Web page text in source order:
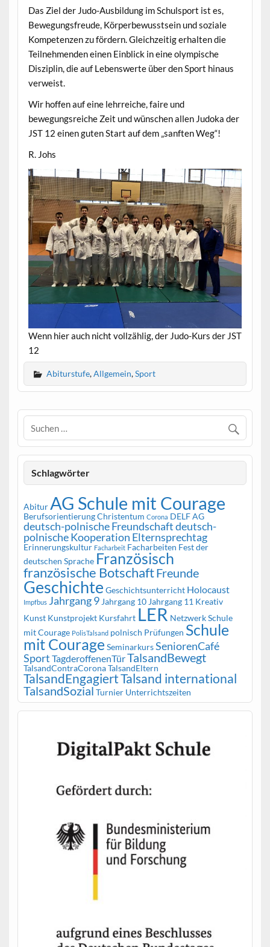
Das Ziel der Judo-Ausbildung im Schulsport ist es,
Bewegungsfreude, Körperbewusstsein und soziale
Kompetenzen zu fördern. Gleichzeitig erhalten die
Teilnehmenden einen Einblick in eine olympische
Disziplin, die auf Lebenswerte über den Sport hinaus
verweist.
Wir hoffen auf eine lehrreiche, faire und
bewegungsreiche Zeit und wünschen allen Judoka der
JST 12 einen guten Start auf dem „sanften Weg“!
R. Johs
Wenn hier auch nicht vollzählig, der Judo-Kurs der JST
12
Abiturstufe,Allgemein,Sport
Schlagwörter
Abitur AG Schule mit Courage
BerufsorientierungChristentum Corona DELF AG
deutsch-polnische Freundschaftdeutsch-
polnische Kooperation Elternsprechtag
Erinnerungskultur Facharbeit Facharbeiten Fest der
deutschen Sprache Französisch
französische BotschaftFreunde
Geschichte Geschichtsunterricht Holocaust
Impfbus Jahrgang 9 Jahrgang 10 Jahrgang 11 Kreativ
Kunst Kunstprojekt Kursfahrt LER Netzwerk Schule
mit Courage PolisTalsand polnisch Prüfungen Schule
mit Courage SeminarkursSeniorenCafé
Sport TagderoffenenTürTalsandBewegt
TalsandContraCoronaTalsandEltern
TalsandEngagiertTalsand international
TalsandSozial Turnier Unterrichtszeiten